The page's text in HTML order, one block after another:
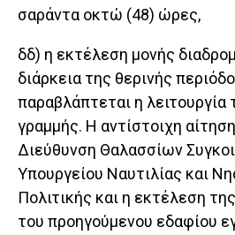
σαράντα οκτώ (48) ώρες,
δδ) η εκτέλεση μονής
διάρκεια της θερινής
παραβλάπτεται η λειτουργία
γραμμής. Η αντίστοιχη
Διεύθυνση Θαλασσίων
Υπουργείου Ναυτιλίας και
Πολιτικής και η εκτέλεση
του προηγούμενου εδαφίου